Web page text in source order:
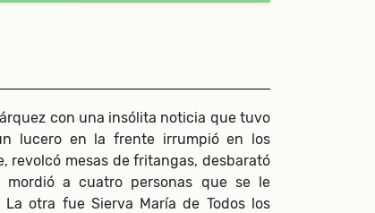
con una insólita noticia que tuvo
lucero en la frente irrumpió en los
revolcó mesas de fritangas, desbarató
a cuatro personas que se le
otra fue Sierva María de Todos los